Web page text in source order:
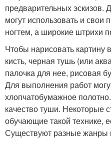
предварительных эскизов.
могут использовать и
ногтем, а широкие штрихи
Чтобы нарисовать картину
кисть, черная тушь (или
палочка для нее, рисовая
Для выполнения работ
хлопчатобумажное
качество туши. Некоторые
обучающие такой технике,
Существуют разные жанры